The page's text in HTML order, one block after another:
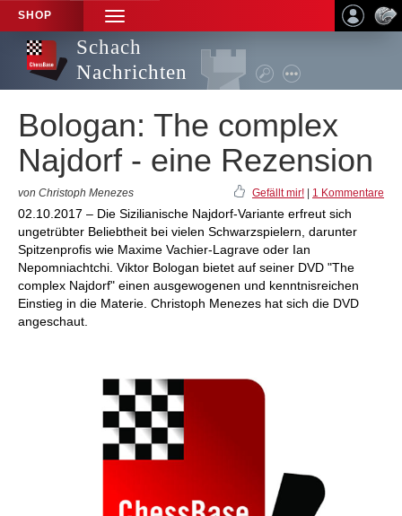
SHOP
TOGGLE
NAVIGATION
Schach
Nachrichten
Bologan: The complex
Najdorf - eine Rezension
von Christoph Menezes Gefällt mir! 1 Kommentare
02.10.2017 – Die Sizilianische Najdorf-Variante erfreut sich
ungetrübter Beliebtheit bei vielen Schwarzspielern, darunter
Spitzenprofis wie Maxime Vachier-Lagrave oder Ian
Nepomniachtchi. Viktor Bologan bietet auf seiner DVD "The
complex Najdorf" einen ausgewogenen und kenntnisreichen
Einstieg in die Materie. Christoph Menezes hat sich die DVD
angeschaut.